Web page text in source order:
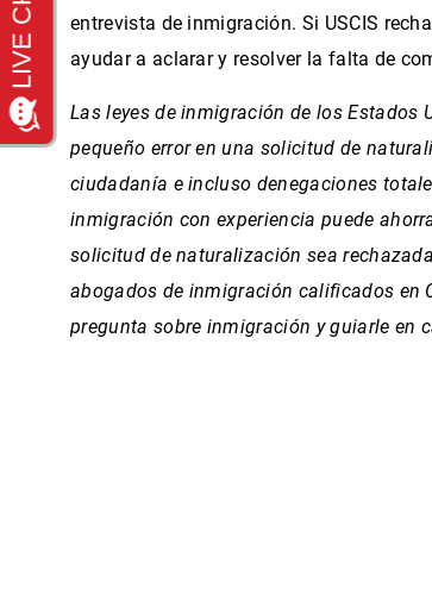
entrevista de inmigración. Si USCIS
ayudar a aclarar y resolver la falta de
Las leyes de inmigración de los Estados
pequeño error en una solicitud de
ciudadanía e incluso denegaciones
inmigración con experiencia puede
solicitud de naturalización sea
abogados de inmigración calificados en
pregunta sobre inmigración y guiarle en